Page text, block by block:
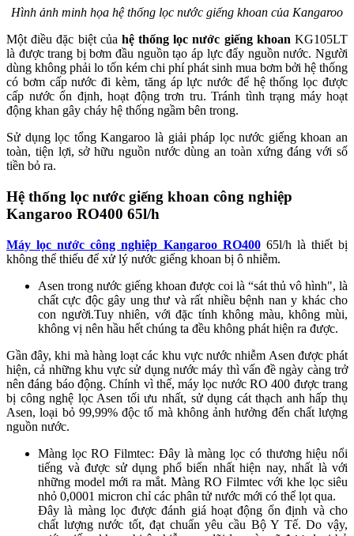
Hình ảnh minh họa hệ thống lọc nước giếng khoan của Kangaroo
Một điều đặc biệt của hệ thống lọc nước giếng khoanKG105LT
là được trang bị bơm đầu nguồn tạo áp lực đẩy nguồn nước. Người
dùng không phải lo tốn kém chi phí phát sinh mua bơm bởi hệ thống
có bơm cấp nước đi kèm, tăng áp lực nước để hệ thống lọc được
cấp nước ổn định, hoạt động trơn tru. Tránh tình trạng máy hoạt
động khan gây cháy hệ thống ngầm bên trong.
Sử dụng lọc tổng Kangaroo là giải pháp lọc nước giếng khoan an
toàn, tiện lợi, sở hữu nguồn nước dùng an toàn xứng đáng với số
tiền bỏ ra.
Hệ thống lọc nước giếng khoan công nghiệp
Kangaroo RO400 65l/h
Máy lọc nước công nghiệp Kangaroo RO40065l/h là thiết bị
không thể thiếu để xử lý nước giếng khoan bị ô nhiễm.
Asen trong nước giếng khoan được coi là “sát thủ vô hình", là
chất cực độc gây ung thư và rất nhiều bệnh nan y khác cho
con người.Tuy nhiên, với đặc tính không màu, không mùi,
không vị nên hầu hết chúng ta đều không phát hiện ra được.
Gần đây, khi mà hàng loạt các khu vực nước nhiễm Asen được phát
hiện, cả những khu vực sử dụng nước máy thì vấn đề ngày càng trở
nên đáng báo động. Chính vì thế, máy lọc nước RO 400 được trang
bị công nghệ lọc Asen tối ưu nhất, sử dụng cát thạch anh hấp thụ
Asen, loại bỏ 99,99% độc tố mà không ảnh hưởng đến chất lượng
nguồn nước.
Màng lọc RO Filmtec: Đây là màng lọc có thương hiệu nổi
tiếng và được sử dụng phổ biến nhất hiện nay, nhất là với
những model mới ra mắt. Màng RO Filmtec với khe lọc siêu
nhỏ 0,0001 micron chỉ các phân tử nước mới có thể lọt qua.
Đây là màng lọc được đánh giá hoạt động ổn định và cho
chất lượng nước tốt, đạt chuẩn yêu cầu Bộ Y Tế. Do vậy,